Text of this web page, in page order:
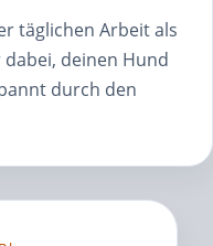
täglichen Arbeit als
deinen Hund
durch den